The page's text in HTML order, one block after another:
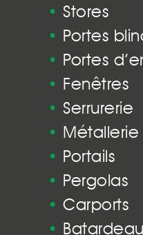
• Stores
• Portes
• Portes
• Fenêtres
• Serrurerie
• Métallerie
• Portails
• Pergolas
• Carports
•